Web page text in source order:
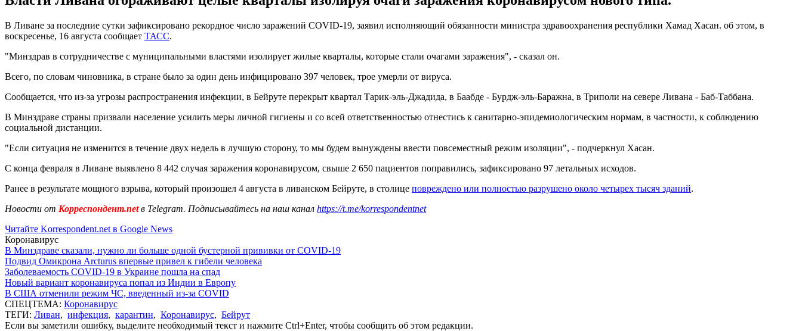
В Ливане за последние сутки зафиксировано рекордное число заражений COVID-19, заявил исполняющий обязанности министра здравоохранения республики Хамад Хасан. об этом, в
воскресенье, 16 августа сообщает ТАСС.
"Минздрав в сотрудничестве с муниципальными властями изолирует жилые кварталы, которые стали очагами заражения", - сказал он.
Всего, по словам чиновника, в стране было за один день инфицировано 397 человек, трое умерли от вируса.
Сообщается, что из-за угрозы распространения инфекции, в Бейруте перекрыт квартал Тарик-эль-Джадида, в Баабде - Бурдж-эль-Баражна, в Триполи на севере Ливана - Баб-Таббана.
В Минздраве страны призвали население усилить меры личной гигиены и со всей ответственностью отнестись к санитарно-эпидемиологическим нормам, в частности, к соблюдению
социальной дистанции.
"Если ситуация не изменится в течение двух недель в лучшую сторону, то мы будем вынуждены ввести повсеместный режим изоляции", - подчеркнул Хасан.
С конца февраля в Ливане выявлено 8 442 случая заражения коронавирусом, свыше 2 650 пациентов поправились, зафиксировано 97 летальных исходов.
Ранее в результате мощного взрыва, который произошел 4 августа в ливанском Бейруте, в столице повреждено или полностью разрушено около четырех тысяч зданий.
Новости от Корреспондент.netв Telegram. Подписывайтесь на наш канал https://t.me/korrespondentnet
Читайте Korrespondent.net в Google News
Коронавирус
В Минздраве сказали, нужно ли больше одной бустерной прививки от COVID-19
Подвид Омикрона Arcturus впервые привел к гибели человека
Заболеваемость COVID-19 в Украине пошла на спад
Новый вариант коронавируса попал из Индии в Европу
В США отменили режим ЧС, введенный из-за COVID
СПЕЦТЕМА: Коронавирус
ТЕГИ: Ливан, инфекция, карантин, Коронавирус, Бейрут
Если вы заметили ошибку, выделите необходимый текст и нажмите Ctrl+Enter, чтобы сообщить об этом редакции.